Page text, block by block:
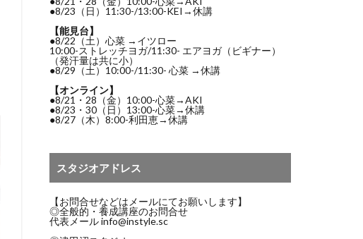
●8/23（日）11:30-/13:00-KEI→休講
【能見台】
●8/22（土）心菜 →イツロー
10:00-ストレッチヨガ/11:30- エアヨガ（ビギナー）
（発汗量は共に小）
●8/29（土）10:00-/11:30- 心菜 →休講
【オンライン】
●8/21・28（金）10:00-心菜→AKI
●8/23・30（日）13:00-心菜→休講
●8/27（木）8:00-利田恵→休講
スタジオアドレス
【お問合せなどはメールにてお願いします】
◎全般的・養成講座のお問合せ
代表メールinfo@instyle.sc